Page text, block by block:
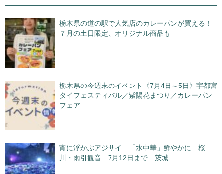
栃木県の道の駅で人気店のカレーパンが買える！
７月の土日限定、オリジナル商品も
栃木県の今週末のイベント《7月4日～5日》宇都宮
タイフェスティバル／紫陽花まつり／カレーパン
フェア
宵に浮かぶアジサイ 「水中華」鮮やかに 桜
川・雨引観音 7月12日まで 茨城